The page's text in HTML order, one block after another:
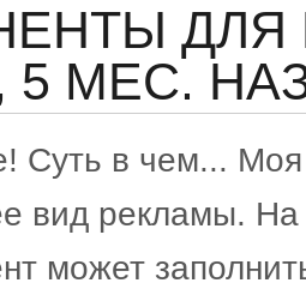
5 МЕС.
Суть в чем...
вид рекламы. На
может